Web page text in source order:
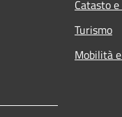
Catasto
Turismo
Mobilità